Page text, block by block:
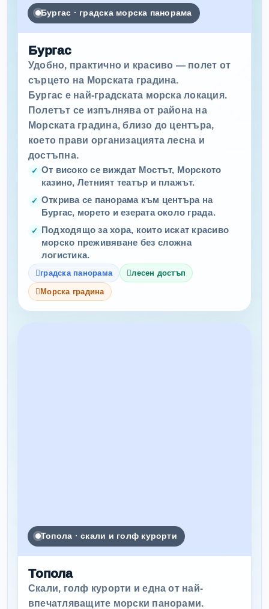
Бургас · градска морска панорама
Бургас
Удобно, практично и красиво — полет от
сърцето на Морската градина.
Бургас е най-градската морска локация.
Полетът се изпълнява от района на
Морската градина, близо до центъра,
което прави организацията лесна и
достъпна.
От високо се виждат Мостът, Морското
казино, Летният театър и плажът.
Открива се панорама към центъра на
Бургас, морето и езерата около града.
Подходящо за хора, които искат красиво
морско преживяване без сложна
логистика.
градска панорама лесен достъп
Морска градина
Топола · скали и голф курорти
Топола
Скали, голф курорти и една от най-
впечатляващите морски панорами.